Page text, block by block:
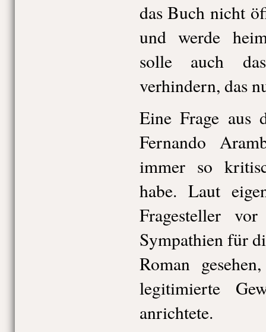
das Buch nicht
und werde
solle auch
verhindern, das
Eine Frage aus
Fernando
immer so
habe. Laut
Fragesteller
Sympathien für
Roman
legitimierte
anrichtete.